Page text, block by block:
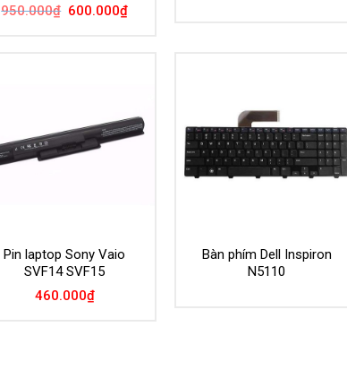
950.000₫ Giá
gốc
600.000₫Giá
hiện
Pin laptop Sony Vaio
SVF14 SVF15
460.000₫
Bàn phím Dell Inspiron
N5110